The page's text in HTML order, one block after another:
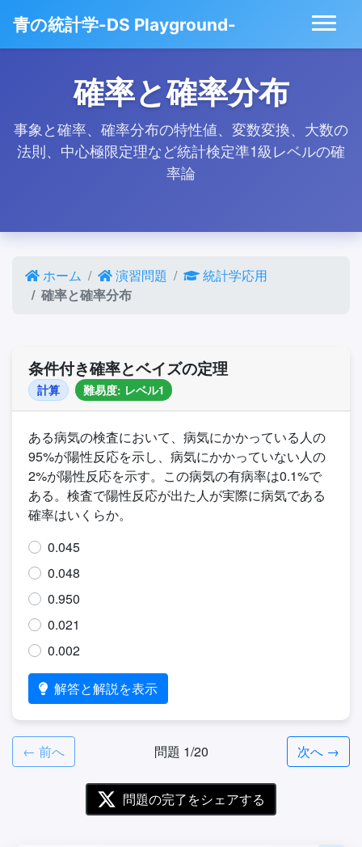
青の統計学-DS Playground-
確率と確率分布
事象と確率、確率分布の特性値、変数変換、大数の
法則、中心極限定理など統計検定準1級レベルの確
率論
ホーム 演習問題
統計学応用
確率と確率分布
条件付き確率とベイズの定理
計算 難易度: レベル1
ある病気の検査において、病気にかかっている人の
95%が陽性反応を示し、病気にかかっていない人の
2%が陽性反応を示す。この病気の有病率は0.1%で
ある。検査で陽性反応が出た人が実際に病気である
確率はいくらか。
0.045
0.048
0.950
0.021
0.002
解答と解説を表示
← 前へ 問題 1/20 次へ →
問題の完了をシェアする